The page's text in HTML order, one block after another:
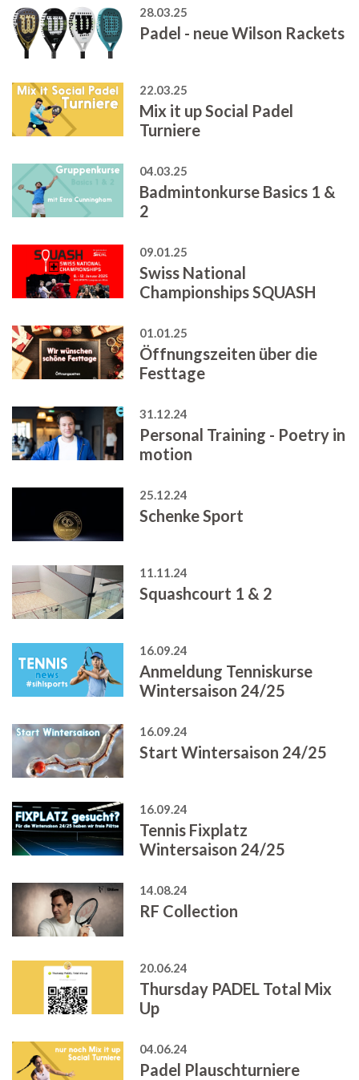
28.03.25
Padel - neue Wilson Rackets
22.03.25
Mix it up Social Padel
Turniere
04.03.25
Badmintonkurse Basics 1 &
2
09.01.25
Swiss National
Championships SQUASH
01.01.25
Öffnungszeiten über die
Festtage
31.12.24
Personal Training - Poetry in
motion
25.12.24
Schenke Sport
11.11.24
Squashcourt 1 & 2
16.09.24
Anmeldung Tenniskurse
Wintersaison 24/25
16.09.24
Start Wintersaison 24/25
16.09.24
Tennis Fixplatz
Wintersaison 24/25
14.08.24
RF Collection
20.06.24
Thursday PADEL Total Mix
Up
04.06.24
Padel Plauschturniere